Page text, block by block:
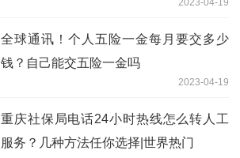
全球通讯！个人五险一金每月要交多少
钱？自己能交五险一金吗
2023-04-19
重庆社保局电话24小时热线怎么转人工
服务？几种方法任你选择|世界热门